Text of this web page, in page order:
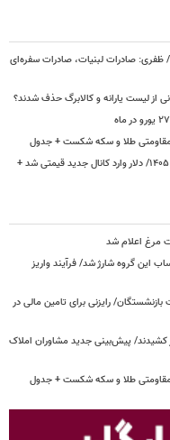
صادرات لبنیات، صادرات سفره‌ای
قیمت جدید دلار، یورو و سایر ارزها امروز ۱۵ مردادماه ۱۴۰۵/ دلار وارد کانال جدید قیمتی شد +
مرغ اعلام شد
این گروه شارژ شد/ فرآیند واریز
رایزنی برای تامین مالی در
پیش‌بینی جدید مشاوران املاک